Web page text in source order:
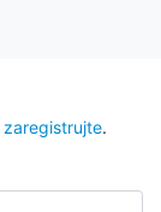
zaregistrujte.